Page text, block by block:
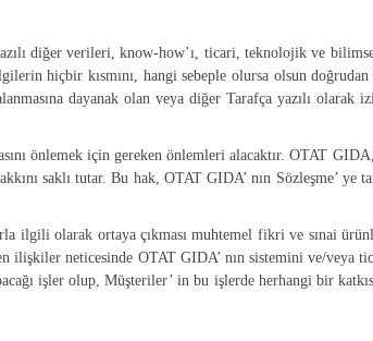
diğer verileri, know-how’ı, ticari, teknolojik ve
hiçbir kısmını, hangi sebeple olursa olsun
dayanak olan veya diğer Tarafça yazılı olarak
önlemek için gereken önlemleri alacaktır. OTAT
saklı tutar. Bu hak, OTAT GIDA’ nın Sözleşme’
ilgili olarak ortaya çıkması muhtemel fikri ve sınai
ilişkiler neticesinde OTAT GIDA’ nın sistemini ve/veya
işler olup, Müşteriler’ in bu işlerde herhangi bir